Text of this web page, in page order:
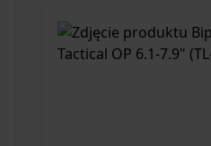
produkty